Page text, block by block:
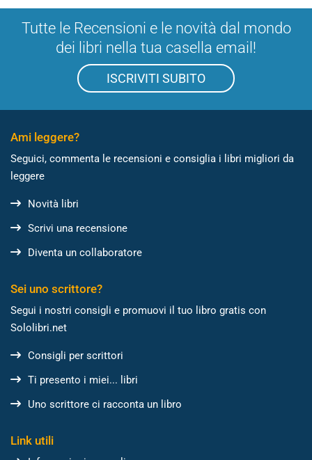
Tutte le Recensioni e le novità dal mondo
dei libri nella tua casella email!
ISCRIVITI SUBITO
Ami leggere?
Seguici, commenta le recensioni e consiglia i libri migliori da
leggere
Novità libri
Scrivi una recensione
Diventa un collaboratore
Sei uno scrittore?
Segui i nostri consigli e promuovi il tuo libro gratis con
Sololibri.net
Consigli per scrittori
Ti presento i miei... libri
Uno scrittore ci racconta un libro
Link utili